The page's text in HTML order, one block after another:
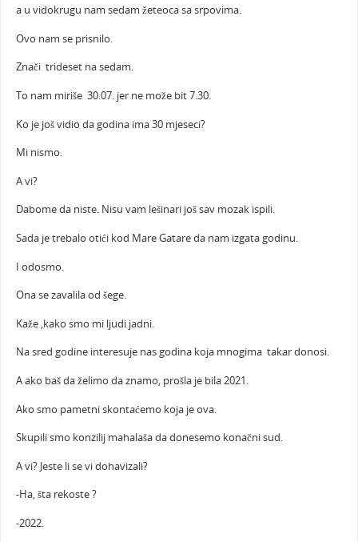
a u vidokrugu nam sedam žeteoca sa srpovima.
Ovo nam se prisnilo.
Znači trideset na sedam.
To nam miriše 30.07. jer ne može bit 7.30.
Ko je još vidio da godina ima 30 mjeseci?
Mi nismo.
A vi?
Dabome da niste. Nisu vam lešinari još sav mozak ispili.
Sada je trebalo otići kod Mare Gatare da nam izgata godinu.
I odosmo.
Ona se zavalila od šege.
Kaže ,kako smo mi ljudi jadni.
Na sred godine interesuje nas godina koja mnogima takar donosi.
A ako baš da želimo da znamo, prošla je bila 2021.
Ako smo pametni skontaćemo koja je ova.
Skupili smo konzilij mahalaša da donesemo konačni sud.
A vi? Jeste li se vi dohavizali?
-Ha, šta rekoste ?
-2022.